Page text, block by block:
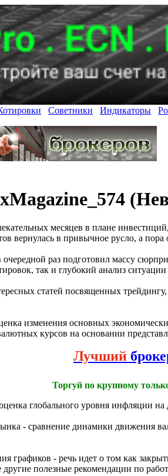
Советники Индикаторы
месяцев в плане
вернулась в привычное русло, а пора
раз подготовил массу
так и глубокий анализ
статей посвященных
изменения основных
курсов на основании
Лучший
Торгуй по крупному
глобального уровня инфляции
- сравнение динамики движения
графиков - речь идет о том как
другие полезные рекомендации по